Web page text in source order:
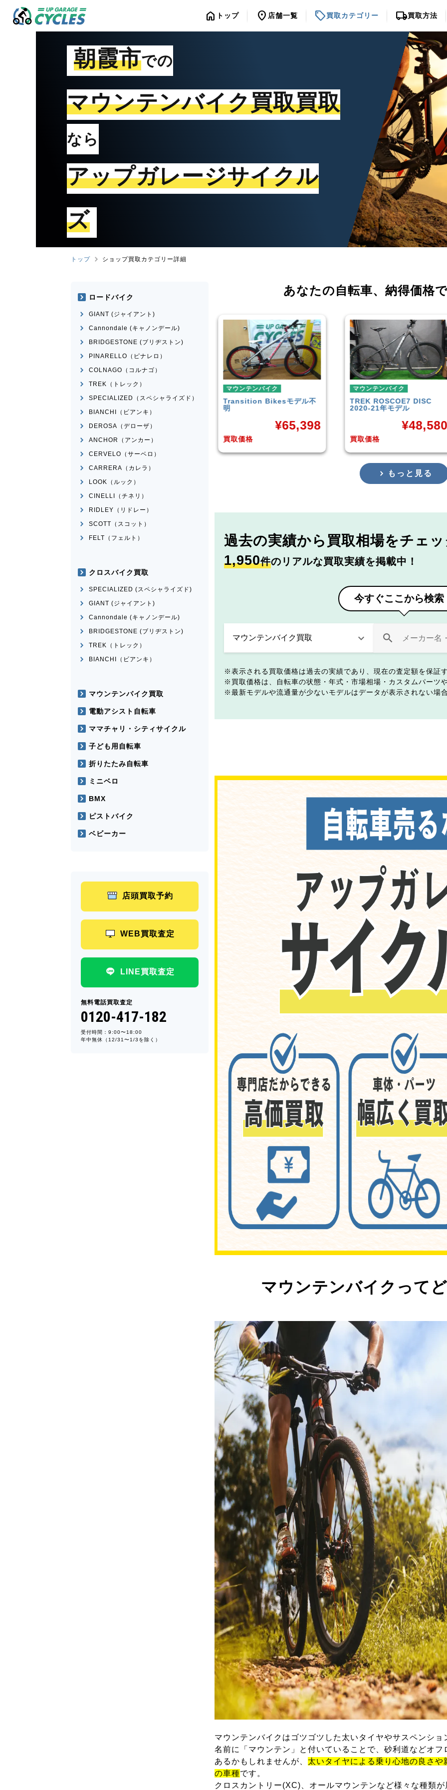
home トップ location_on 店舗一覧 sell買取カテゴリー local_shipping買取方法
朝霞市での
マウンテンバイク買取買取
なら
アップガレージサイクル
ズ
トップ ショップ買取カテゴリー詳細
あなたの自転車、 納得価格
マウンテンバイク
Transition Bikes モデル不
明
買取価格
¥
マウンテンバイク
TREKROSCOE7 DISC
2020-21年モデル
買取価格
¥48,580
マウンテンバイク
Rocky Mountain Element
Carbon30 2022年モデル
買取価格
¥
もっと見る
過去の実績から 買取相場をチェ
1,950件のリアルな買取実績を掲載中！
今すぐここから検索
表示される買取価格は過去の実績であり、現在の査定額を保証
買取価格は、自転車の状態・年式・市場相場・カスタムパーツ
最新モデルや流通量が少ないモデルはデータが表示されない場
マウンテンバイクって
マウンテンバイクはゴツゴツした太いタイヤやサスペンシ
名前に「マウンテン」と付いていることで、砂利道などオ
あるかもしれませんが、 太いタイヤによる乗り心地の良さ
の車種です。
クロスカントリー(XC)、オールマウンテンなど様々な種類
ロードバイク
GIANT (ジャイアント)
Cannondale (キャノンデール)
BRIDGESTONE (ブリヂストン)
PINARELLO（ピナレロ）
COLNAGO（コルナゴ）
TREK（トレック）
SPECIALIZED（スペシャライズド）
BIANCHI（ビアンキ）
DEROSA（デローザ）
ANCHOR（アンカー）
CERVELO（サーベロ）
CARRERA（カレラ）
LOOK（ルック）
CINELLI（チネリ）
RIDLEY（リドレー）
SCOTT（スコット）
FELT（フェルト）
クロスバイク買取
SPECIALIZED (スペシャライズド)
GIANT (ジャイアント)
Cannondale (キャノンデール)
BRIDGESTONE (ブリヂストン)
TREK（トレック）
BIANCHI（ビアンキ）
マウンテンバイク買取
電動アシスト自転車
ママチャリ・シティサイクル
子ども用自転車
折りたたみ自転車
ミニベロ
BMX
ピストバイク
ベビーカー
店頭買取予約
WEB買取査定
LINE買取査定
無料電話買取査定
0120-417-182
受付時間：9:00〜18:00
年中無休（12/31〜1/3を除く）